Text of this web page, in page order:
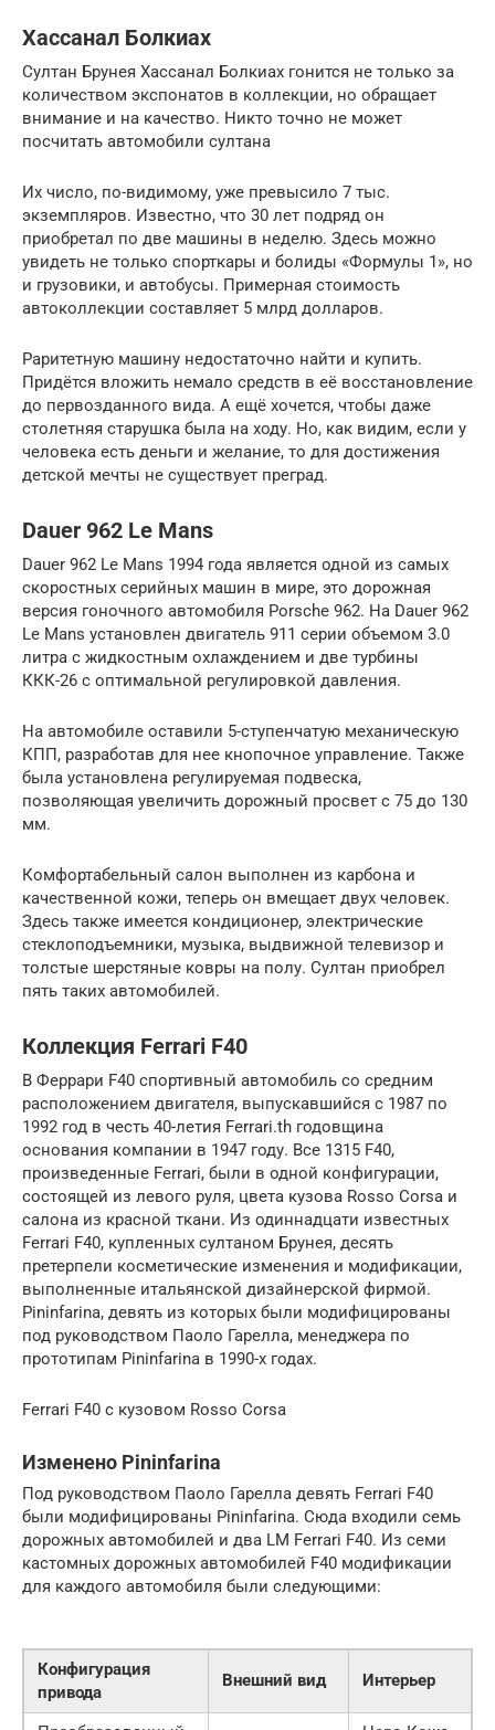
Хассанал Болкиах
Султан Брунея Хассанал Болкиах гонится не только за
количеством экспонатов в коллекции, но обращает
внимание и на качество. Никто точно не может
посчитать автомобили султана
Их число, по-видимому, уже превысило 7 тыс.
экземпляров. Известно, что 30 лет подряд он
приобретал по две машины в неделю. Здесь можно
увидеть не только спорткары и болиды «Формулы 1», но
и грузовики, и автобусы. Примерная стоимость
автоколлекции составляет 5 млрд долларов.
Раритетную машину недостаточно найти и купить.
Придётся вложить немало средств в её восстановление
до первозданного вида. А ещё хочется, чтобы даже
столетняя старушка была на ходу. Но, как видим, если у
человека есть деньги и желание, то для достижения
детской мечты не существует преград.
Dauer 962 Le Mans
Dauer 962 Le Mans 1994 года является одной из самых
скоростных серийных машин в мире, это дорожная
версия гоночного автомобиля Porsche 962. На Dauer 962
Le Mans установлен двигатель 911 серии объемом 3.0
литра с жидкостным охлаждением и две турбины
ККК-26 с оптимальной регулировкой давления.
На автомобиле оставили 5-ступенчатую механическую
КПП, разработав для нее кнопочное управление. Также
была установлена регулируемая подвеска,
позволяющая увеличить дорожный просвет с 75 до 130
мм.
Комфортабельный салон выполнен из карбона и
качественной кожи, теперь он вмещает двух человек.
Здесь также имеется кондиционер, электрические
стеклоподъемники, музыка, выдвижной телевизор и
толстые шерстяные ковры на полу. Султан приобрел
пять таких автомобилей.
Коллекция Ferrari F40
В Феррари F40 спортивный автомобиль со средним
расположением двигателя, выпускавшийся с 1987 по
1992 год в честь 40-летия Ferrari.th годовщина
основания компании в 1947 году. Все 1315 F40,
произведенные Ferrari, были в одной конфигурации,
состоящей из левого руля, цвета кузова Rosso Corsa и
салона из красной ткани. Из одиннадцати известных
Ferrari F40, купленных султаном Брунея, десять
претерпели косметические изменения и модификации,
выполненные итальянской дизайнерской фирмой.
Pininfarina, девять из которых были модифицированы
под руководством Паоло Гарелла, менеджера по
прототипам Pininfarina в 1990-х годах.
Ferrari F40 с кузовом Rosso Corsa
Изменено Pininfarina
Под руководством Паоло Гарелла девять Ferrari F40
были модифицированы Pininfarina. Сюда входили семь
дорожных автомобилей и два LM Ferrari F40. Из семи
кастомных дорожных автомобилей F40 модификации
для каждого автомобиля были следующими:
Конфигурация
привода
Внешний вид Интерьер